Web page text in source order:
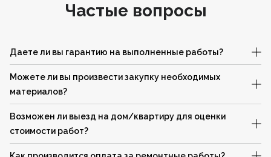
Частые вопросы
Даете ли вы гарантию на выполненные работы?
Можете ли вы произвести закупку необходимых
материалов?
Возможен ли выезд на дом/квартиру для оценки
стоимости работ?